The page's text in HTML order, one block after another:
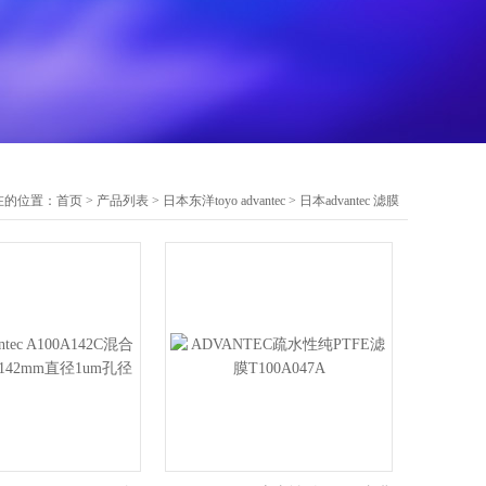
位置： 首页 > 产品列表 > 日本东洋toyo advantec > 日本advantec 滤膜